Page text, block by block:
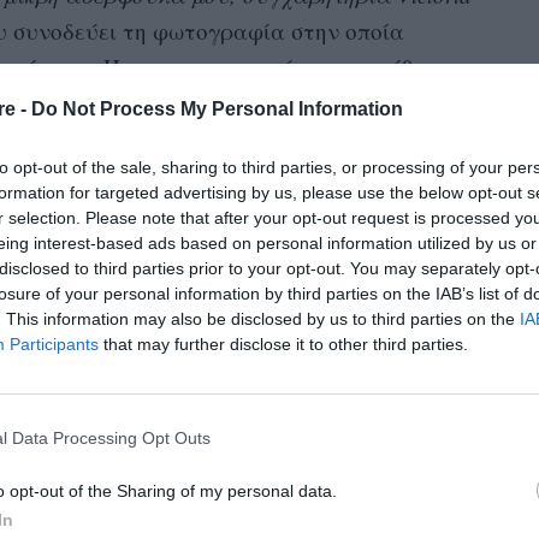
- Do Not Process My Personal Information
opt-out of the sale, sharing to third parties, or processing of your
for targeted advertising by us, please use the below opt-out
selection. Please note that after your opt-out request is processed
interest-based ads based on personal information utilized by us
to third parties prior to your opt-out. You may separately
of your personal information by third parties on the IAB’s list of
This information may also be disclosed by us to third parties on the
Participants that may further disclose it to other third parties.
Data Processing Opt Outs
opt-out of the Sharing of my personal data.
συνοδεύει τη φωτογραφία στην οποία
Harper, με την οποία συναντήθηκαν
σημειωθεί ότι το show έγινε σε κατοικία
καθρέφτη, με τηHarperνα φοράει ένα
τσάντα. Η Nicola φοράει μαύρο cropped
καλσόν.
το bonding, η πεθερά της σχολίασε από
Είσαι απίστευτη!
νύφη ή στην κόρη της.)
Peltz: